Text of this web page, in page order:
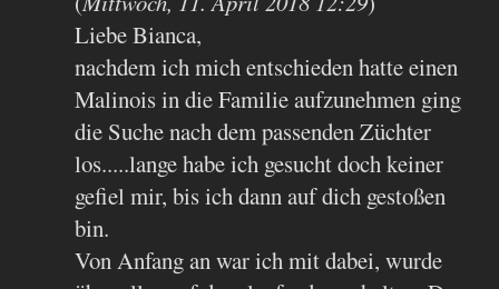
Liebe Bianca,
nachdem ich mich entschieden hatte einen
Malinois in die Familie aufzunehmen ging
die Suche nach dem passenden Züchter
los.....lange habe ich gesucht doch keiner
gefiel mir, bis ich dann auf dich gestoßen
bin.
Von Anfang an war ich mit dabei, wurde